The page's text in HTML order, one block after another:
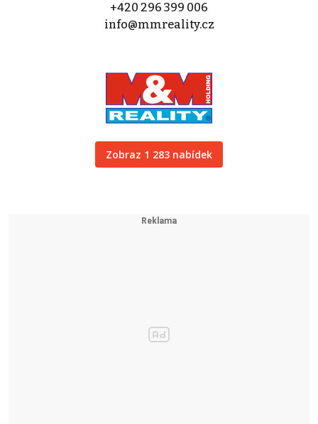
+420 296 399 006
info@mmreality.cz
Zobraz 1 283 nabídek